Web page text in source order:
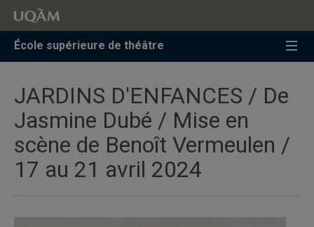
Accéder
recherche
Accéder
menu
pricipal
Accéder
zone
École supérieure de théâtre
JARDINS D'ENFANCES / De
Jasmine Dubé / Mise en
scène de Benoît Vermeulen /
17 au 21 avril 2024